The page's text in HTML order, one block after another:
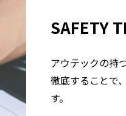
SAFETY
アウテックの持
徹底することで
す。